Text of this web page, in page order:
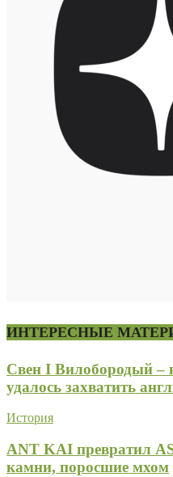
ИНТЕРЕСНЫЕ
Свен I Вилобородый –
удалось захватить
История
ANT KAI превратил
камни, поросшие мхом